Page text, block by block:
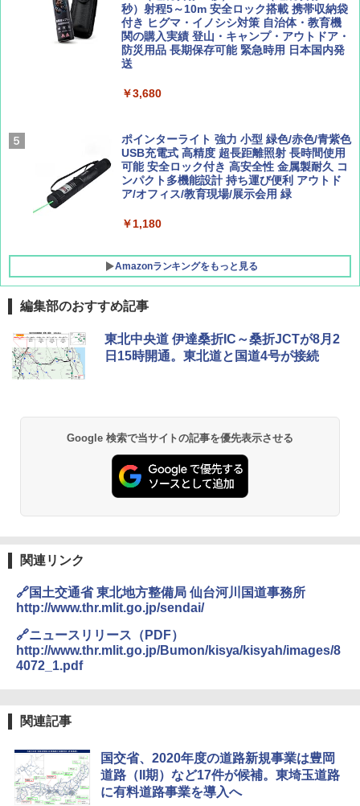
AIRLINE（エアライン）2026年9月号【特
集】ボーイング110周年を祝して！
￥1,760
￥2,277
新しい日本地理 地図・統計・移動から読み
解く (講談社現代新書)
￥1,540
[キャンパーズコレクション 山善] 傘みたいに
広げるだけ パッとサッとテント ブラックコ
ーティング フルクローズ メッシュ 3-4人用
簡単設置 ポップアップテント エクルベージ
ュ(BC仕様) PATC-150B(EB)
￥9,990
[キャンパーズコレクション 山善] 傘みたいに
広げるだけ パッとサッとテント キューブ ブ
ラックコーティング フルクローズ メッシュ 3
人用 簡単設置 ポップアップテント PATC-15
0B エクルベージュ
￥10,990
秒）射程5～10m 安全ロック搭載 携帯収納袋
付き ヒグマ・イノシシ対策 自治体・教育機
関の購入実績 登山・キャンプ・アウトドア・
防災用品 長期保存可能 緊急時用 日本国内発
送
￥3,680
ポインターライト 強力 小型 緑色/赤色/青紫色
USB充電式 高精度 超長距離照射 長時間使用
可能 安全ロック付き 高安全性 金属製耐久 コ
ンパクト多機能設計 持ち運び便利 アウトド
ア/オフィス/教育現場/展示会用 緑
￥1,180
Amazonランキングをもっと見る
編集部のおすすめ記事
東北中央道 伊達桑折IC～桑折JCTが8月2
日15時開通。東北道と国道4号が接続
Google 検索で当サイトの記事を優先表示させる
関連リンク
🔗国土交通省 東北地方整備局 仙台河川国道事務所
http://www.thr.mlit.go.jp/sendai/
🔗ニュースリリース（PDF）
http://www.thr.mlit.go.jp/Bumon/kisya/kisyah/images/8
4072_1.pdf
関連記事
国交省、2020年度の道路新規事業は豊岡
道路（II期）など17件が候補。東埼玉道路
に有料道路事業を導入へ